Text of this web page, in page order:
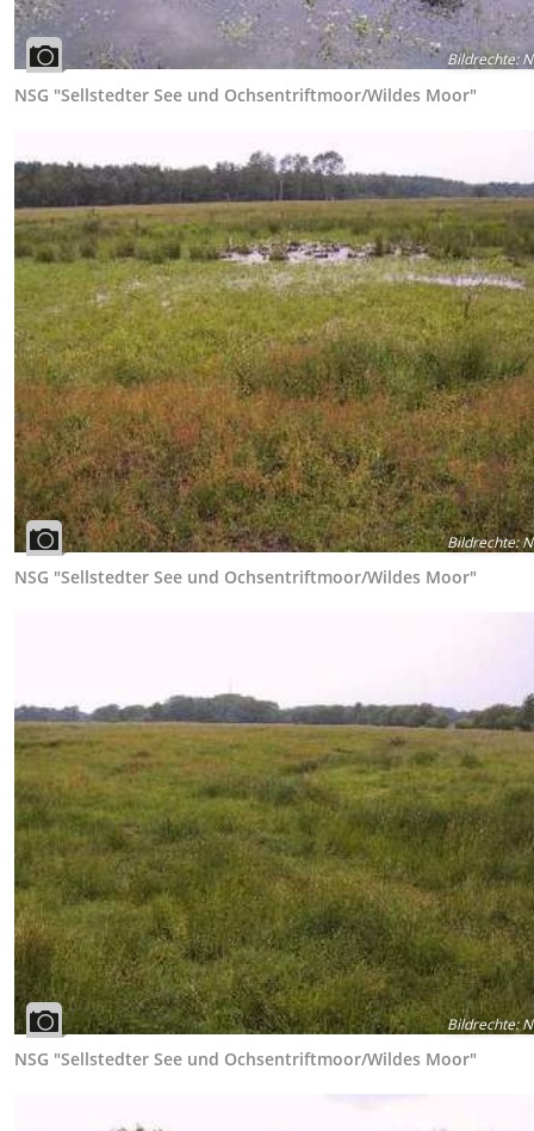
Bildrechte:
NSG "Sellstedter See und Ochsentriftmoor/Wildes Moor"
Bildrechte:
NSG "Sellstedter See und Ochsentriftmoor/Wildes Moor"
Bildrechte:
NSG "Sellstedter See und Ochsentriftmoor/Wildes Moor"